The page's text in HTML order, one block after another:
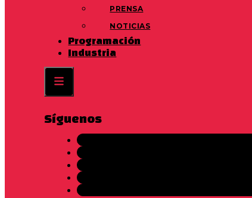
PRENSA
NOTICIAS
Programación
Industria
Síguenos